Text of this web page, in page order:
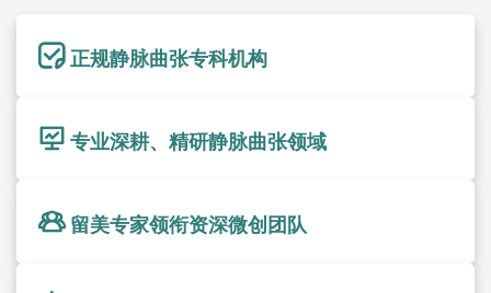
正规静脉曲张专科机构
专业深耕、精研静脉曲张领域
留美专家领衔资深微创团队